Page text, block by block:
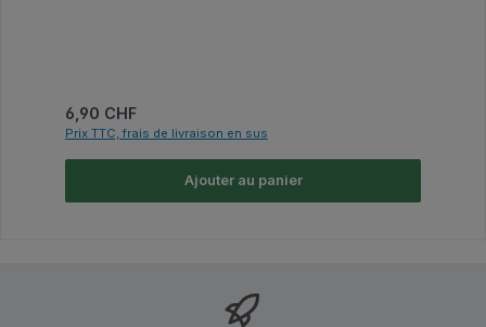
Prix régulier :
6,90 CHF
Prix TTC, frais de livraison en sus
Ajouter au panier